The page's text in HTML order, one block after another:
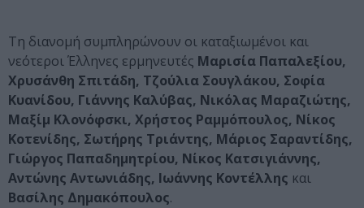
Τη διανομή συμπληρώνουν οι καταξιωμένοι και
νεότεροι Έλληνες ερμηνευτές Μαρισία Παπαλεξίου,
Χρυσάνθη Σπιτάδη, Τζούλια Σουγλάκου, Σοφία
Κυανίδου, Γιάννης Καλύβας, Νικόλας Μαραζιώτης,
Μαξίμ Κλονόφσκι, Χρήστος Ραμμόπουλος, Νίκος
Κοτενίδης, Σωτήρης Τριάντης, Μάριος Σαραντίδης,
Γιώργος Παπαδημητρίου, Νίκος Κατσιγιάννης,
Αντώνης Αντωνιάδης, Ιωάννης Κοντέλλης και
Βασίλης Δημακόπουλος.